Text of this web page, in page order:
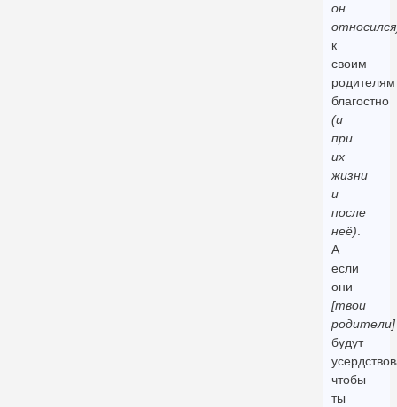
он
к
своим
родителям
благостно
(и
при
их
жизни
и
после
неё).
А
если
они
[твои
родители]
будут
чтобы
ты